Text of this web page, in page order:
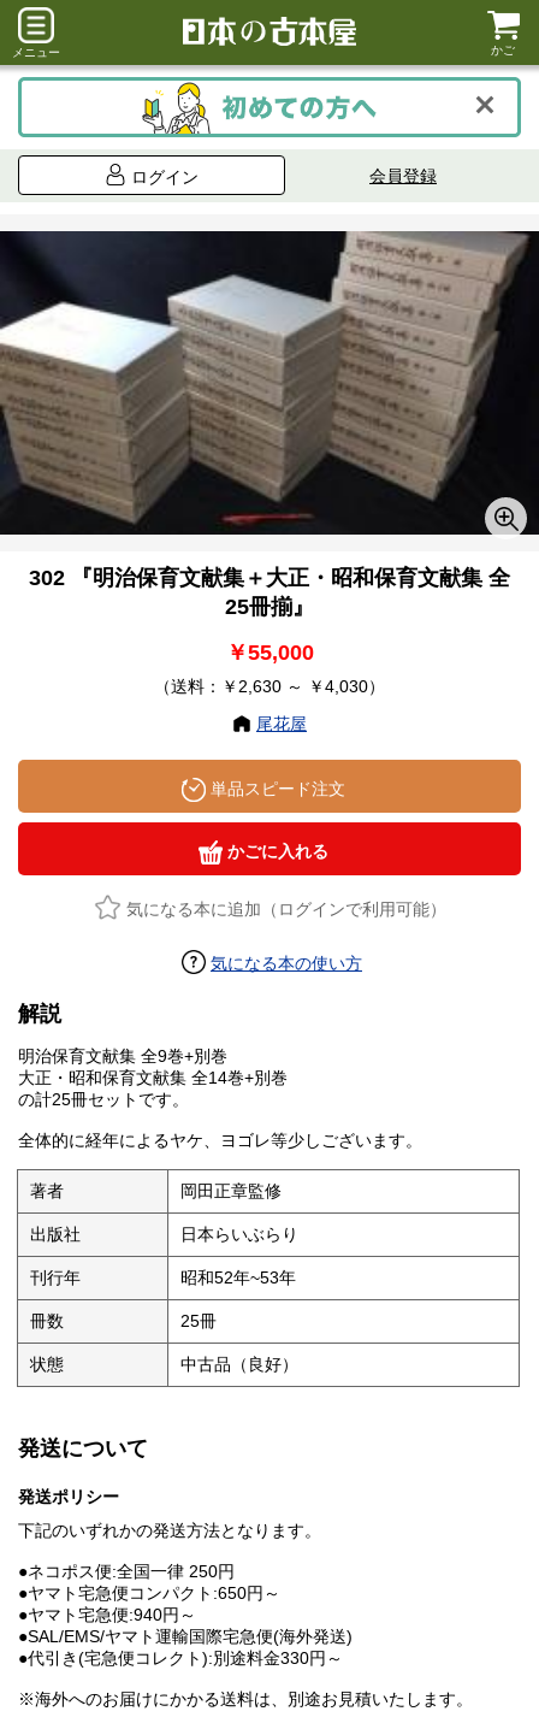
メニュー かご
ログイン 会員登録
302 『明治保育文献集＋大正・昭和保育文献集 全
25冊揃』
￥55,000
（送料：￥2,630 ～ ￥4,030）
尾花屋
単品スピード注文
かごに入れる
気になる本に追加（ログインで利用可能）
気になる本の使い方
解説
明治保育文献集 全9巻+別巻
大正・昭和保育文献集 全14巻+別巻
の計25冊セットです。
全体的に経年によるヤケ、ヨゴレ等少しございます。
著者 岡田正章監修
出版社 日本らいぶらり
刊行年 昭和52年~53年
冊数 25冊
状態 中古品（良好）
発送について
発送ポリシー
下記のいずれかの発送方法となります。
●ネコポス便:全国一律 250円
●ヤマト宅急便コンパクト:650円～
●ヤマト宅急便:940円～
●SAL/EMS/ヤマト運輸国際宅急便(海外発送)
●代引き(宅急便コレクト):別途料金330円～
※海外へのお届けにかかる送料は、別途お見積いたします。